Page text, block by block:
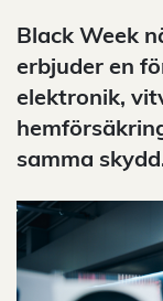
Black Week
erbjuder en
elektronik,
samma